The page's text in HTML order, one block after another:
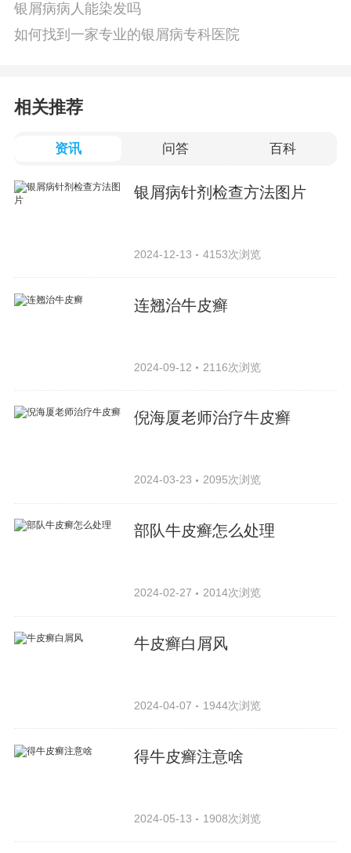
银屑病病人能染发吗
如何找到一家专业的银屑病专科医院
相关推荐
资讯 问答 百科
银屑病针剂检查方法图片
2024-12-13 4153次浏览
连翘治牛皮癣
2024-09-12 2116次浏览
倪海厦老师治疗牛皮癣
2024-03-23 2095次浏览
部队牛皮癣怎么处理
2024-02-27 2014次浏览
牛皮癣白屑风
2024-04-07 1944次浏览
得牛皮癣注意啥
2024-05-13 1908次浏览